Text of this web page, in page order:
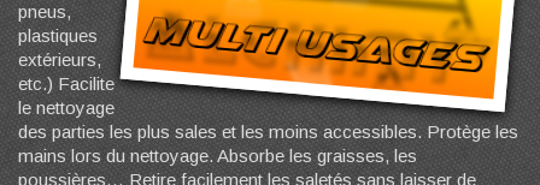
pneus,
plastiques
extérieurs,
etc.) Facilite
le nettoyage
des parties les plus sales et les moins accessibles. Protège les
mains lors du nettoyage. Absorbe les graisses, les
poussières… Retire facilement les saletés sans laisser de